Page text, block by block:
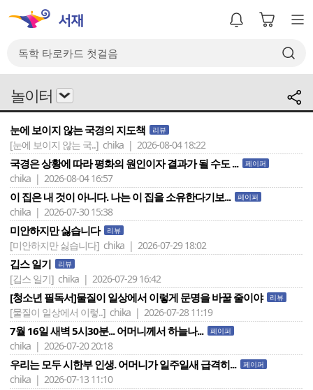
놀이터
눈에 보이지 않는 국경의 지도책 리뷰
[눈에 보이지 않는 국..] chika | 2026-08-04 18:22
국경은 상황에 따라 평화의 원인이자 결과가 될 수도 ... 페이퍼
chika | 2026-08-04 16:57
이 집은 내 것이 아니다. 나는 이 집을 소유한다기보... 페이퍼
chika | 2026-07-30 15:38
미안하지만 싫습니다 리뷰
[미안하지만 싫습니다] chika | 2026-07-29 18:02
깁스 일기 리뷰
[깁스 일기] chika | 2026-07-29 16:42
[청소년 필독서]물질이 일상에서 이렇게 문명을 바꿀 줄이야 리뷰
[물질이 일상에서 이렇..] chika | 2026-07-28 11:19
7월 16일 새벽 5시30분... 어머니께서 하늘나... 페이퍼
chika | 2026-07-20 20:18
우리는 모두 시한부 인생. 어머니가 일주일새 급격히... 페이퍼
chika | 2026-07-13 11:10